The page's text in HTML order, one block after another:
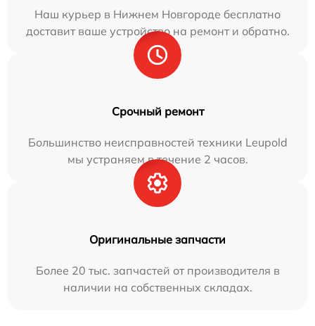
Наш курьер в Нижнем Новгороде бесплатно
доставит ваше устройство на ремонт и обратно.
Срочный ремонт
Большинство неисправностей техники Leupold
мы устраняем в течение 2 часов.
Оригинальные запчасти
Более 20 тыс. запчастей от производителя в
наличии на собственных складах.